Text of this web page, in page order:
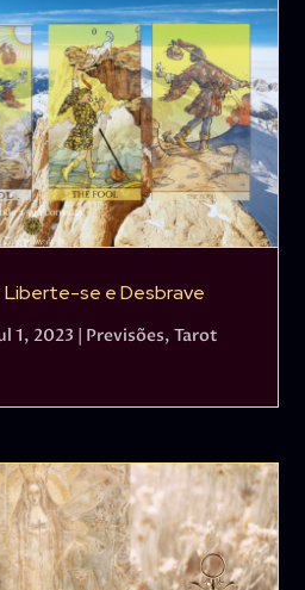
Liberte-se e Desbrave
1, 2023 | Previsões,Tarot